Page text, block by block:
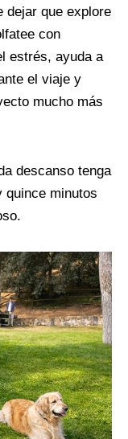
dejar que explore
con
estrés, ayuda a
el viaje y
mucho más
descanso tenga
quince minutos